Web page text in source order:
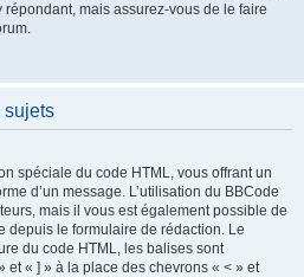
mais assurez-vous de le faire
sujets
spéciale du code HTML, vous offrant un
d’un message. L’utilisation du BBCode
mais il vous est également possible de
depuis le formulaire de rédaction. Le
du code HTML, les balises sont
et « ] » à la place des chevrons « < » et